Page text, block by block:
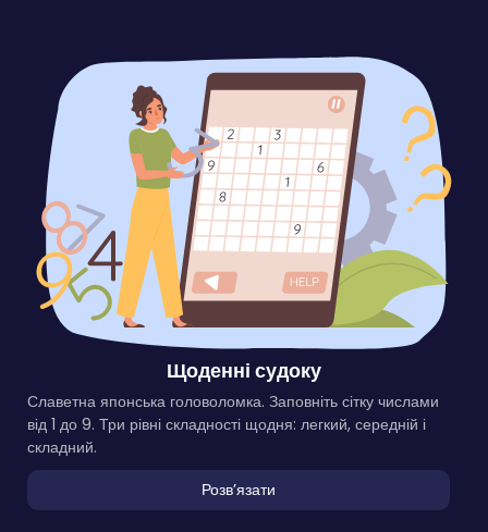
Щоденні судоку
Славетна японська головоломка. Заповніть сітку числами
від 1 до 9. Три рівні складності щодня: легкий, середній і
складний.
Розвʼязати